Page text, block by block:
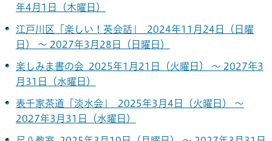
年4月1日（木曜日）
江戸川区「楽しい！英会話」 2024年11月24日（日曜
日） ～ 2027年3月28日（日曜日）
楽しみま書の会 2025年1月21日（火曜日） ～ 2027年3
月31日（水曜日）
表千家茶道「淡水会」 2025年3月4日（火曜日） ～
2027年3月31日（水曜日）